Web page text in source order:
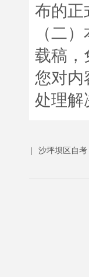
布的正
（二
载稿，
您对内
处理解
沙坪坝区自考